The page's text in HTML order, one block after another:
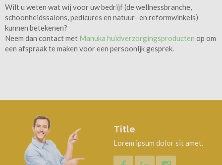
Wilt u weten wat wij voor uw bedrijf (de wellnessbranche,
schoonheidssalons, pedicures en natuur- en reformwinkels)
kunnen betekenen?
Neem dan contact met Manuka huidverzorgingsproducten op om
een afspraak te maken voor een persoonljk gesprek.
Title
Lorem ipsum dolor sit amet.